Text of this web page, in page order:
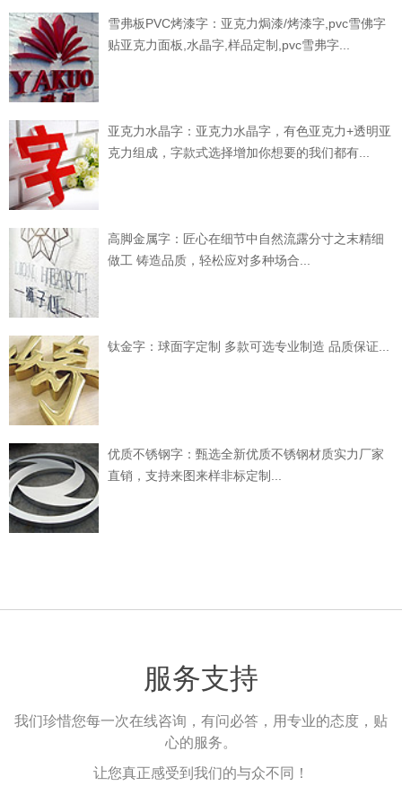
雪弗板PVC烤漆字：亚克力焗漆/烤漆字,pvc雪佛字
贴亚克力面板,水晶字,样品定制,pvc雪弗字...
亚克力水晶字：亚克力水晶字，有色亚克力+透明亚
克力组成，字款式选择增加你想要的我们都有...
高脚金属字：匠心在细节中自然流露分寸之末精细
做工 铸造品质，轻松应对多种场合...
钛金字：球面字定制 多款可选专业制造 品质保证...
优质不锈钢字：甄选全新优质不锈钢材质实力厂家
直销，支持来图来样非标定制...
服务支持
我们珍惜您每一次在线咨询，有问必答，用专业的态度，贴
心的服务。
让您真正感受到我们的与众不同！